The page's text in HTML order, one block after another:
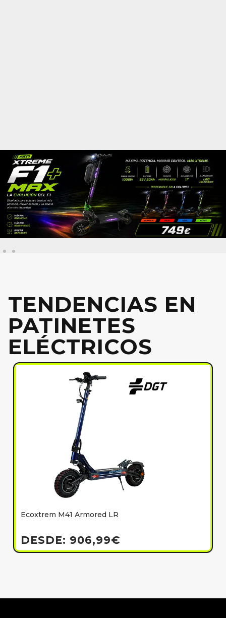
TENDENCIAS EN
PATINETES
ELÉCTRICOS
Ecoxtrem M41 Armored LR
DESDE: 906,99€